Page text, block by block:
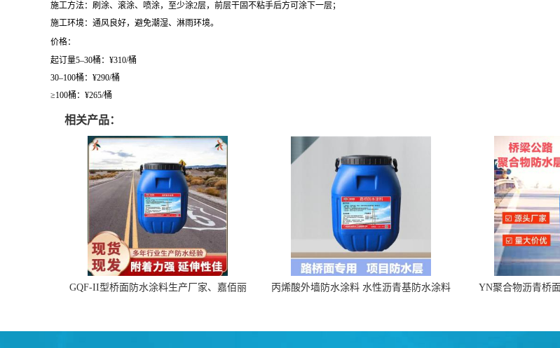
施工方法：刷涂、滚涂、喷涂，至少涂2层，前层干固不粘手后方可涂下一层；
施工环境：通风良好，避免潮湿、淋雨环境。
价格：
起订量5–30桶：¥310/桶
30–100桶：¥290/桶
≥100桶：¥265/桶
相关产品：
GQF-II型桥面防水涂料生产厂家、嘉佰丽
丙烯酸外墙防水涂料 水性沥青基防水涂料
YN聚合物沥青桥